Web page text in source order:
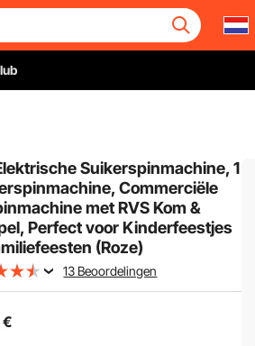
Suikerspinmachine, 1
Commerciële
met RVS Kom &
Perfect voor Kinderfeestjes
(Roze)
13 Beoordelingen
€